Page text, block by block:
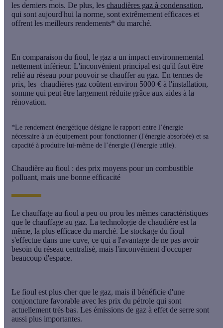
les derniers mois. De plus, les chaudières gaz à condensation,
qui sont aujourd'hui la norme, sont extrêmement efficaces et
offrent les meilleurs rendements* du marché.
En comparaison du fioul, le gaz a un impact environnemental
nettement inférieur. L'inconvénient principal est qu'il faut être
relié au réseau pour pouvoir se chauffer au gaz. En termes de
prix, les chaudières gaz coûtent environ 5000 € à l'installation,
somme qui peut être largement réduite grâce aux aides à la
rénovation.
*Le rendement énergétique désigne le rapport entre l’énergie
nécessaire à un équipement pour fonctionner (l'énergie absorbée) et sa
capacité à produire lui-même de l’énergie (l'énergie utile).
Chaudière au fioul : des prix moyens pour un combustible
polluant, mais une bonne efficacité
Le chauffage au fioul a peu ou prou les mêmes caractéristiques
que le chauffage au gaz. La technologie de chaudière est la
même, la plus efficace du marché. Le stockage du fioul
s'effectue dans une cuve, ce qui a l'avantage de ne pas avoir
besoin du réseau centralisé, mais l'inconvénient d'occuper
beaucoup d'espace.
Le fioul est plus cher que le gaz, mais il bénéficie d'une
conjoncture favorable avec les prix du pétrole qui sont
actuellement très bas. Les émissions de gaz à effet de serre sont
aussi plus importantes.